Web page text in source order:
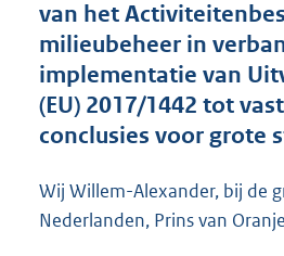
van het
milieubeheer in
implementatie van
(EU) 2017/1442 tot
conclusies voor grote
Wij Willem-Alexander, bij de
Nederlanden, Prins van